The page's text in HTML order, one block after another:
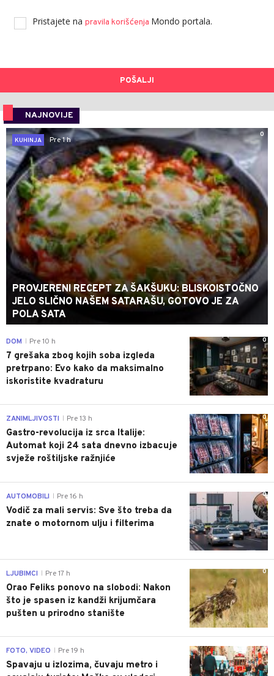
Pristajete na pravila korišćenja Mondo portala.
POŠALJI
NAJNOVIJE
0
KUHINJA
Pre 1 h
PROVJERENI RECEPT ZA ŠAKŠUKU: BLISKOISTOČNO
JELO SLIČNO NAŠEM SATARAŠU, GOTOVO JE ZA
POLA SATA
0
DOM Pre 10 h
7 grešaka zbog kojih soba izgleda
pretrpano: Evo kako da maksimalno
iskoristite kvadraturu
0
ZANIMLJIVOSTI Pre 13 h
Gastro-revolucija iz srca Italije:
Automat koji 24 sata dnevno izbacuje
svježe roštiljske ražnjiće
0
AUTOMOBILI Pre 16 h
Vodič za mali servis: Sve što treba da
znate o motornom ulju i filterima
0
LJUBIMCI Pre 17 h
Orao Feliks ponovo na slobodi: Nakon
što je spasen iz kandži krijumčara
pušten u prirodno stanište
0
FOTO, VIDEO Pre 19 h
Spavaju u izlozima, čuvaju metro i